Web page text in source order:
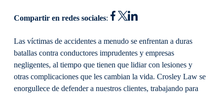
Compartir en redes sociales:
Las víctimas de accidentes a menudo se enfrentan a duras
batallas contra conductores imprudentes y empresas
negligentes, al tiempo que tienen que lidiar con lesiones y
otras complicaciones que les cambian la vida. Crosley Law se
enorgullece de defender a nuestros clientes, trabajando para